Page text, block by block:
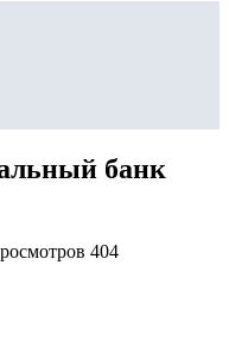
банк
404